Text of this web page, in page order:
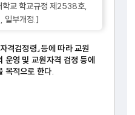
교 학교규정 제2538호,
부개정.]
격검정령」등에 따라 교원
운영 및 교원자격 검정 등에
목적으로 한다.